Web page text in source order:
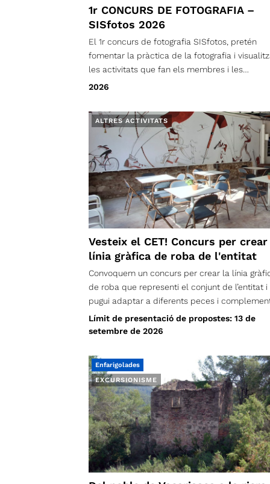
1r CONCURS DE FOTOGRAFIA –
SISfotos 2026
El 1r concurs de fotografia SISfotos, pretén
fomentar la pràctica de la fotografia i
les activitats que fan els membres i les
membres de la SIS al llarg de l’any
2026
ALTRES ACTIVITATS
Vesteix el CET! Concurs per
línia gràfica de roba de l'entitat
Convoquem un concurs per crear la línia
de roba que representi el conjunt de l’entitat i
pugui adaptar a diferents peces i
Volem una imatge compartida que puguem
portar persones de totes les edats, seccions i
de la nostra comunitat, que ens identifiqui,
permeti reconèixer d’on som i ens acompanyi
tant a la muntanya com en el nostre dia a dia.
Tens una idea que pugui representar tot el
Presenta-la i ajuda’ns a crear una nova
sobre el terreny.
Límit de presentació de propostes: 13 de
setembre de 2026
EXCURSIONISME
Enfarigolades